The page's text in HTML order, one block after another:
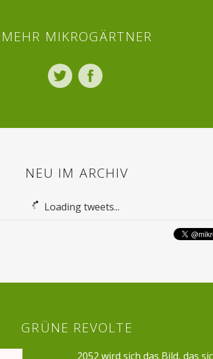
MEHR MIKROGÄRTNER
Twitter
NEU IM ARCHIV
Loading tweets...
GRÜNE REVOLTE
2052 wird sich das Bild, das